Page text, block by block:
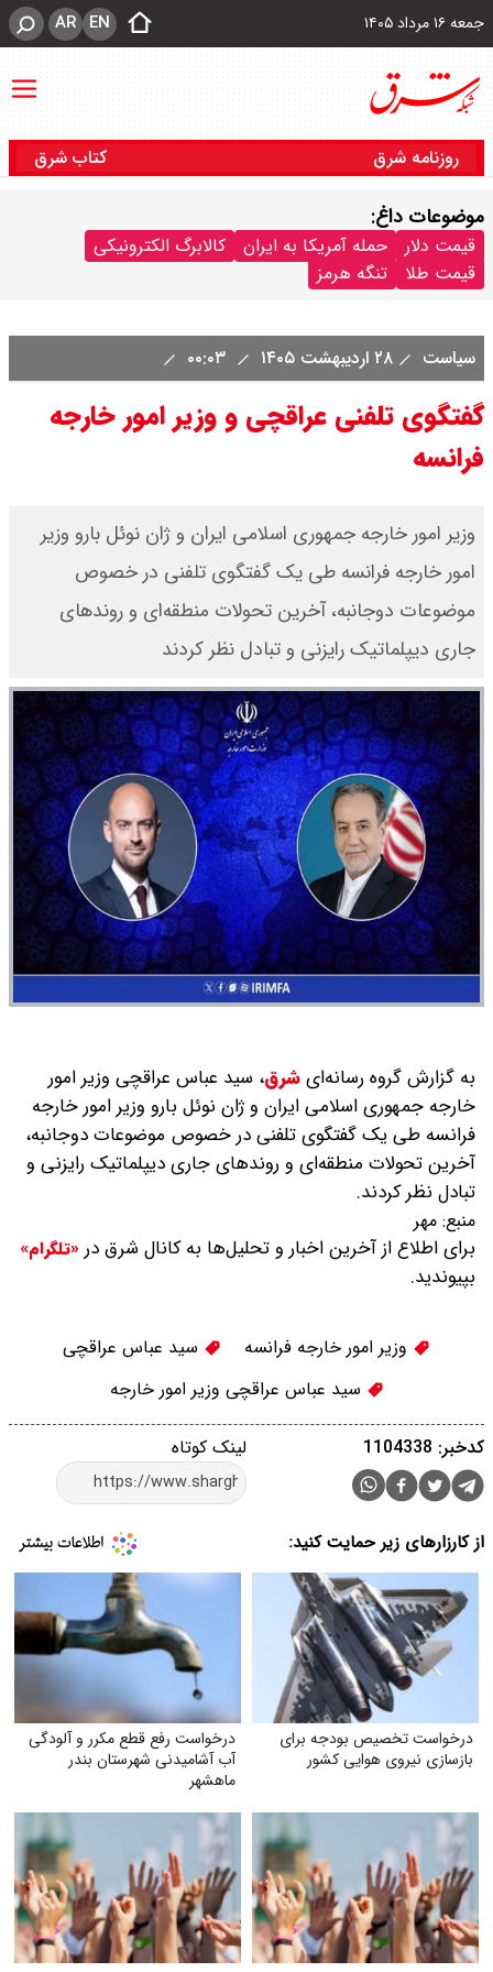
جمعه ۱۶ مرداد ۱۴۰۵ EN
AR
روزنامه شرق کتاب شرق
موضوعات داغ:
قیمت دلار حمله آمریکا به ایران
کالابرگ الکترونیکی
قیمت طلا
تنگه هرمز
سیاست ۲۸ اردیبهشت ۱۴۰۵
گفتگوی تلفنی عراقچی و وزیر امور خارجه
فرانسه
وزیر امور خارجه جمهوری اسلامی ایران و ژان نوئل بارو وزیر
امور خارجه فرانسه طی یک گفتگوی تلفنی در خصوص
موضوعات دوجانبه، آخرین تحولات منطقه‌ای و روندهای
جاری دیپلماتیک رایزنی و تبادل نظر کردند
به گزارش گروه رسانه‌ایشرق، سید عباس عراقچی وزیر امور
خارجه جمهوری اسلامی ایران و ژان نوئل بارو وزیر امور خارجه
فرانسه طی یک گفتگوی تلفنی در خصوص موضوعات دوجانبه،
آخرین تحولات منطقه‌ای و روندهای جاری دیپلماتیک رایزنی و
تبادل نظر کردند.
منبع: مهر
برای اطلاع از آخرین اخبار و تحلیل‌ها به کانال شرق در «تلگرام»
بپیوندید.
وزیر امور خارجه فرانسه
سید عباس عراقچی
سید عباس عراقچی وزیر امور خارجه
لینک کوتاه کدخبر: 1104338
از کارزارهای زیر حمایت کنید:
درخواست تخصیص بودجه برای
بازسازی نیروی هوایی کشور
درخواست رفع قطع مکرر و آلودگی
آب آشامیدنی شهرستان بندر
ماهشهر